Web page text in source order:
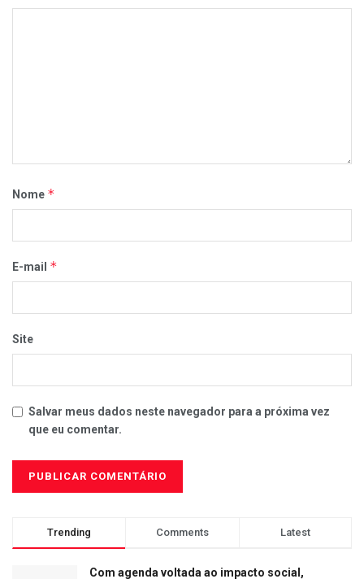
Nome *
E-mail *
Site
Salvar meus dados neste navegador para a próxima vez
que eu comentar.
Trending Comments Latest
Com agenda voltada ao impacto social,